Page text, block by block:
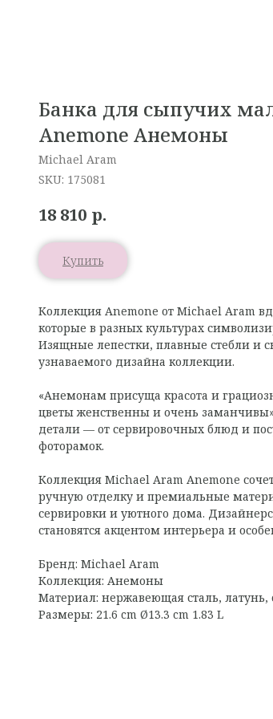
Банка для сыпучих
Anemone Анемоны
Michael Aram
SKU: 175081
18 810 р.
Купить
Коллекция Anemone от Michael Aram
которые в разных культурах
Изящные лепестки, плавные стебли и
узнаваемого дизайна коллекции.
«Анемонам присуща красота и
цветы женственны и очень
детали — от сервировочных блюд и
фоторамок.
Коллекция Michael Aram Anemone
ручную отделку и премиальные
сервировки и уютного дома.
становятся акцентом интерьера и
Бренд: Michael Aram
Коллекция: Анемоны
Материал: нержавеющая сталь, латунь,
Размеры: 21.6 cm Ø13.3 cm 1.83 L